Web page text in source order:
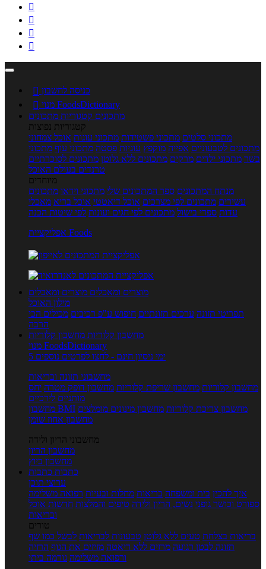




 כניסה לחשבון

מנוי FoodsDictionary
מתכונים קטגוריות מתכונים
קטגוריות נפוצות
מתכוני סלטים מתכוני פשטידות מתכוני עוגות אוכל צמחוני
מתכונים לטבעוניים אפייה מוקפץ עוגיות פסטה מתכוני עוף מתכוני
בשר מתכוני ילדים מרקים מתכונים ללא גלוטן מתכונים לסוכרתיים
טרנדים בעולם האוכל
מיוחדים
מנתח המתכונים ספר המתכונים שלי מתכוני וידאו מתכונים
עשירים מתכונים לפי מצרכים אוכל דיאטטי אוכל בריא מאכלי
עדות ספרי בישול מתכונים לפי חגים ועונות לפי שיטות הכנה
אפליקציית Foods
מוצרים ומאכלים מוצרים ומאכלים
מילון האוכל
תפריטי תזונה ערכים תזונתיים חיפוש ע"פ רכיבים מכילים הכי
הרבה
מחשבון קלוריות מחשבון קלוריות
מנוי FoodsDictionary
5 ימי ניסיון חינם - לחצו לפרטים נוספים
מחשבוני תזונה ובריאות
מחשבון קלוריות מחשבון שריפת קלוריות מחשבון דופק מטרה יחס
מותניים לירכיים
מחשבון BMI
מחשבון צריכת קלוריות מחשבון מינונים מומלצים
מחשבון אחוז שומן
מחשבוני הריון ולידה
מחשבון הריון
מחשבון ביוץ
כתבות כתבות
ערוצי תוכן
איך להכין בית ומשפחה בריאות מחלות ובעיות רפואה משלימה
ספורט וכושר גופני נשים, הריון ולידה טיפים והמלצות חדשות אוכל
ובריאות
טורים
בריאות בצלחת טעים ללא גלוטן טבעונות לבריאות לבשל כמו שף
תזונה לבטן רגועה מרזים ללא דיאטה מזיזים את הגוף הרזיה
ורפואה משלימה גורמה ביתי